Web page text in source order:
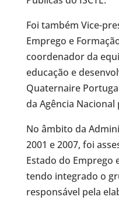
Foi também Vice-
Emprego e
coordenador da
educação e
Quaternaire
da Agência
No âmbito da
2001 e 2007, foi
Estado do Emprego
tendo integrado o
responsável pela